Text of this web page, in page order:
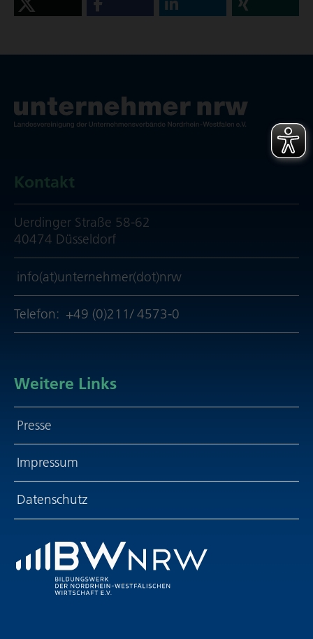
Kontakt
Uerdinger Straße 58-62
40474 Düsseldorf
info(at)unternehmer(dot)nrw
Telefon: +49 (0)211/ 4573-0
Weitere Links
Presse
Impressum
Daten­schutz